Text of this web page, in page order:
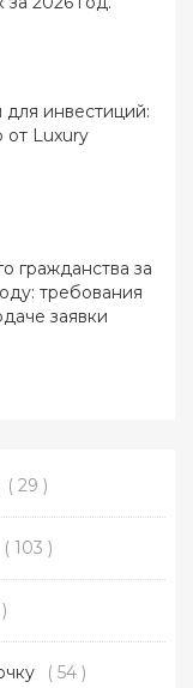
инвестиций:
от Luxury
гражданства за
требования
заявки
( 29 )
( 103 )
( 54 )